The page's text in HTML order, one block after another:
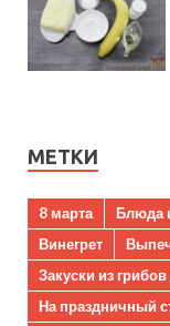
МЕТКИ
8 марта Блюда
Винегрет
Закуски из
На праздничный